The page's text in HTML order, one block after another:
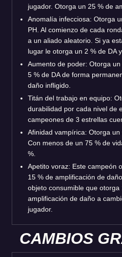
jugador. Otorga un 25 % de
Anomalía infecciosa: Otorga
PH. Al comienzo de cada
a un aliado aleatorio. Si ya
lugar le otorga un 2 % de DA y
Aumento de poder: Otorga
5 % de DA de forma
daño infligido.
Titán del trabajo en equipo:
durabilidad por cada nivel de
campeones de 3 estrellas
Afinidad vampírica: Otorga un
Con menos de un 75 % de
%.
Apetito voraz: Este campeón
15 % de amplificación de
objeto consumible que
amplificación de daño a
jugador.
CAMBIOS